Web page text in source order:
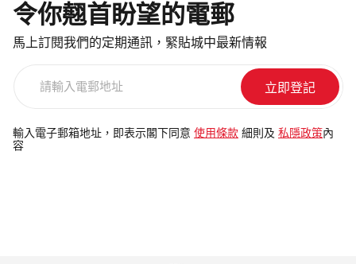
令你翹首盼望的電郵
馬上訂閱我們的定期通訊，緊貼城中最新情報
電
郵
輸入電子郵箱地址，即表示閣下同意 使用條款 細則及 私隱政策 內
容